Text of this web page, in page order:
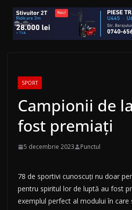
SPORT
Campionii de
fost premiați
5 decembrie 2023 Punctul
78 de sportivi cunoscuți nu doar
pentru spiritul lor de luptă au fost
exemplul perfect al modului în care